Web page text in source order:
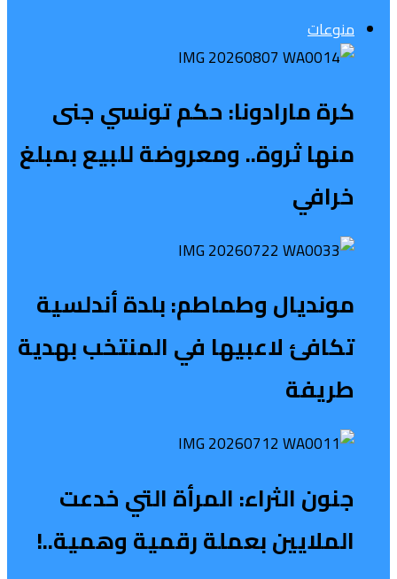
منوعات
كرة مارادونا: حكم تونسي جنى
منها ثروة.. ومعروضة للبيع بمبلغ
خرافي
مونديال وطماطم: بلدة أندلسية
تكافئ لاعبيها في المنتخب بهدية
طريفة
جنون الثراء: المرأة التي خدعت
الملايين بعملة رقمية وهمية..!